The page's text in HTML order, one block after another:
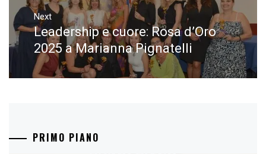
Next
Next
post:
Leadership e cuore: Rosa d’Oro
2025 a Marianna Pignatelli
PRIMO PIANO